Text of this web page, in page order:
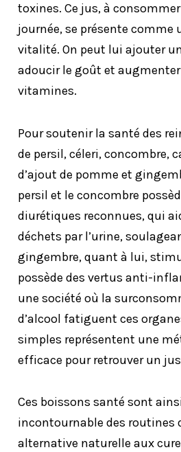
toxines. Ce jus, à
journée, se présente comme
vitalité. On peut lui ajouter
adoucir le goût et
vitamines.
Pour soutenir la santé des
de persil, céleri, concombre,
d’ajout de pomme et
persil et le concombre
diurétiques reconnues, qui
déchets par l’urine,
gingembre, quant à lui,
possède des vertus anti-
une société où la
d’alcool fatiguent ces
simples représentent une
efficace pour retrouver un
Ces boissons santé sont
incontournable des routines
alternative naturelle aux